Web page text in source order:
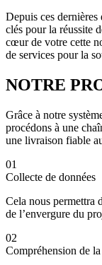
Depuis ces dernières
clés pour la réussite
cœur de votre cette
de services pour la
NOTRE
Grâce à notre
procédons à une
une livraison fiable
01
Collecte de données
Cela nous permettra
de l’envergure du
02
Compréhension de